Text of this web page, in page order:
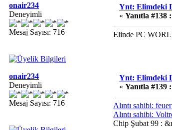
onair234
Deneyimli
Mesaj Sayısı: 716
Ynt: Elimdeki
« Yanıtla #138 :
Elinde PC
onair234
Deneyimli
Mesaj Sayısı: 716
Ynt: Elimdeki
« Yanıtla #139 :
Alıntı sahibi:
Alıntı sahibi:
Chip Şubat 99 :